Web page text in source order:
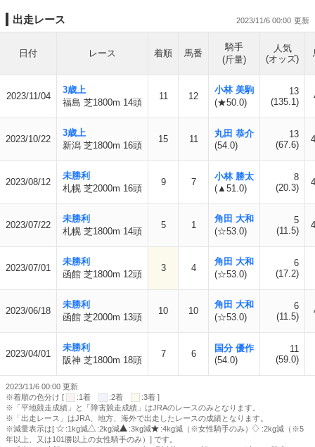
出走レース 2023/11/6 00:00
日付 レース 着順 馬番
騎手
(斤量)
人気
(オッズ)
2023/11/04
3歳上
福島 芝1800m 14頭
11 12
小林 美駒
(★50.0)
13
(135.1)
2023/10/22
3歳上
新潟 芝1800m 16頭
15 11
丸田 恭介
(54.0)
13
(67.6)
2023/08/12
未勝利
札幌 芝2000m 16頭
9 7
小林 勝太
(▲51.0)
8
(20.3)
2023/07/22
未勝利
札幌 芝1800m 14頭
5 1
角田 大和
(☆53.0)
5
(11.5)
2023/07/01
未勝利
函館 芝1800m 12頭
3 4
角田 大和
(☆53.0)
6
(17.2)
2023/06/18
未勝利
函館 芝2000m 13頭
10 10
角田 大和
(☆53.0)
6
(11.5)
2023/04/01
未勝利
阪神 芝1800m 18頭
7 6
国分 優作
(54.0)
11
(59.0)
2023/11/6 00:00 更新
※着順の色分け [
:1着 :2着
:3着 ]
※「平地競走成績」と「障害競走成績」はJRAのレースのみとなります。
※「出走レース」はJRA、地方、海外で出走したレースの成績となります。
※減量表示は[
:1kg減 :2kg減 :3kg減 :4kg減（※女性騎手のみ）
:2kg減（※5
年以上、又は101勝以上の女性騎手のみ）] です。